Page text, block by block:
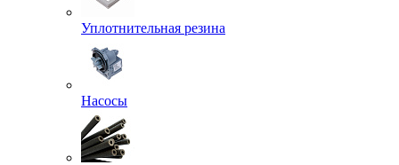
Уплотнительная резина
Насосы